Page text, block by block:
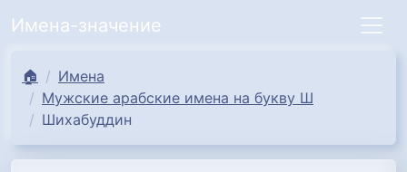
Имена-значение
🏠
Имена
Мужские арабские имена на букву Ш
Шихабуддин